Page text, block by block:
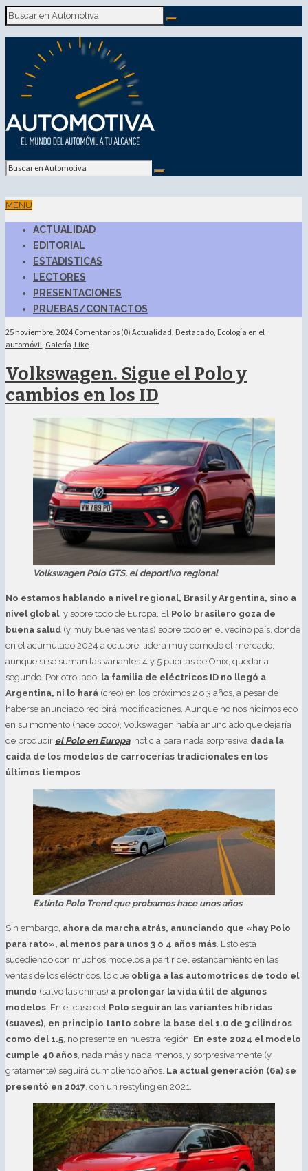
MENU
ACTUALIDAD
EDITORIAL
ESTADISTICAS
LECTORES
PRESENTACIONES
PRUEBAS/CONTACTOS
25 noviembre, 2024 Comentarios (0) Actualidad, Destacado, Ecología en el
automóvil, Galería Like
Volkswagen. Sigue el Polo y
cambios en los ID
Volkswagen Polo GTS, el deportivo regional
No estamos hablando a nivel regional, Brasil y Argentina, sino a
nivel global, y sobre todo de Europa. El Polo brasilero goza de
buena salud (y muy buenas ventas) sobre todo en el vecino país, donde
en el acumulado 2024 a octubre, lidera muy cómodo el mercado,
aunque si se suman las variantes 4 y 5 puertas de Onix, quedaría
segundo. Por otro lado, la familia de eléctricos ID no llegó a
Argentina, ni lo hará (creo) en los próximos 2 o 3 años, a pesar de
haberse anunciado recibirá modificaciones. Aunque no nos hicimos eco
en su momento (hace poco), Volkswagen había anunciado que dejaría
de producir el Polo en Europa, noticia para nada sorpresiva dada la
caída de los modelos de carrocerías tradicionales en los
últimos tiempos
Extinto Polo Trend que probamos hace unos años
Sin embargo, ahora da marcha atrás, anunciando que «hay Polo
para rato», al menos para unos 3 o 4 años más. Esto está
sucediendo con muchos modelos a partir del estancamiento en las
ventas de los eléctricos, lo que obliga a las automotrices de todo el
mundo (salvo las chinas) a prolongar la vida útil de algunos
modelos. En el caso del Polo seguirán las variantes híbridas
(suaves), en principio tanto sobre la base del 1.0 de 3 cilindros
como del 1.5, no presente en nuestra región. En este 2024 el modelo
cumple 40 años, nada más y nada menos, y sorpresivamente (y
gratamente) seguirá cumpliendo años. La actual generación (6a) se
presentó en 2017, con un restyling en 2021.